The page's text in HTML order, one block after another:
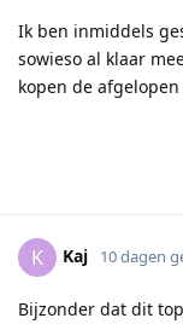
Ik ben inmiddels
sowieso al klaar
kopen de
K Kaj 10 dagen
Bijzonder dat dit